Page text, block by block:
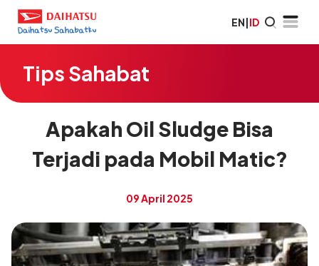
EN|ID
Tips Sahabat
Apakah Oil Sludge Bisa
Terjadi pada Mobil Matic?
09 April 2025